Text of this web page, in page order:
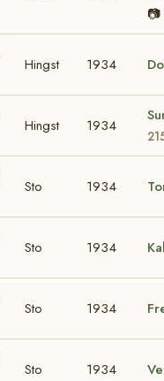
📷
Hingst 1934
Hingst 1934
Sto 1934
Sto 1934
Sto 1934
Sto 1934